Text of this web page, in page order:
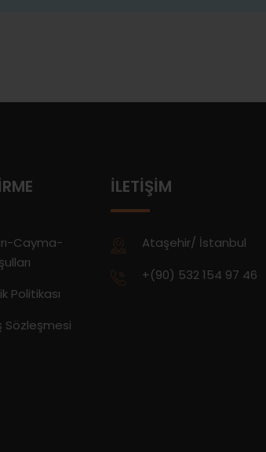
Cayma-
Politikası
Sözleşmesi
İLETIŞIM
Ataşehir/ İstanbul
+(90) 532 154 97 46